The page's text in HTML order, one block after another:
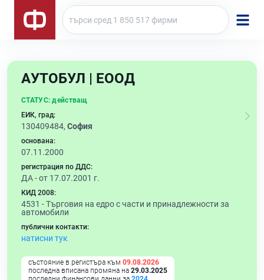
АУТОБУЛ | ЕООД
СТАТУС: действащ
ЕИК, град:
130409484, София
основана:
07.11.2000
регистрация по ДДС:
ДА - от 17.07.2001 г.
КИД 2008:
4531 -Търговия на едро с части и принадлежности за
автомобили
публични контакти:
натисни тук
състояние в регистъра към 09.08.2026
последна вписана промяна на 29.03.2025